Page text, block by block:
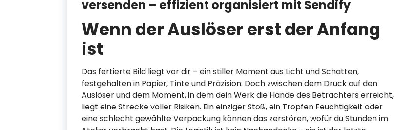
versenden – effizient organisiert mit Sendify
Wenn der Auslöser erst der Anfang
ist
Das fertierte Bild liegt vor dir – ein stiller Moment aus Licht und Schatten,
festgehalten in Papier, Tinte und Präzision. Doch zwischen dem Druck auf den
Auslöser und dem Moment, in dem dein Werk die Hände des Betrachters erreicht,
liegt eine Strecke voller Risiken. Ein einziger Stoß, ein Tropfen Feuchtigkeit oder
eine schlecht gewählte Verpackung können das zerstören, wofür du Stunden im